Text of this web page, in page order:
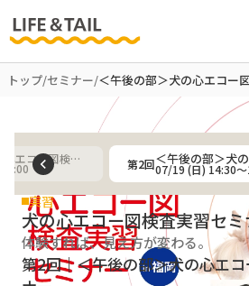
トップ/セミナー/＜午後の部＞犬の心エコー
＜午前の部＞犬の心エコー図検査実習セミナー 第2回07/19 (日) 14:30
実習
犬の心エコー図検査実習セ
体験すれば、見え方が変わる。
第2回｜＜午後の部＞犬の心エ